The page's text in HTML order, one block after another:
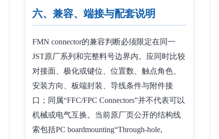
六、兼容、端接与配套说明
FMN connector的兼容判断必须限定在同一
JST原厂系列和完整料号边界内。应同时比较
对接面、极化或键位、位置数、触点角色、
安装方向、板端封装、导线条件与附件接
口；同属“FFC/FPC Connectors”并不代表可以
机械或电气互换。当前原厂页公开的结构线
索包括PC boardmounting“Through-hole,